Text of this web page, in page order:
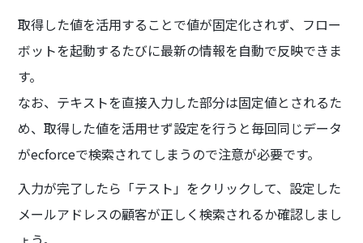
取得した値を活用することで値が固定化されず、フロー
ボットを起動するたびに最新の情報を自動で反映できま
す。
なお、テキストを直接入力した部分は固定値とされるた
め、取得した値を活用せず設定を行うと毎回同じデータ
がecforceで検索されてしまうので注意が必要です。
入力が完了したら「テスト」をクリックして、設定した
メールアドレスの顧客が正しく検索されるか確認しまし